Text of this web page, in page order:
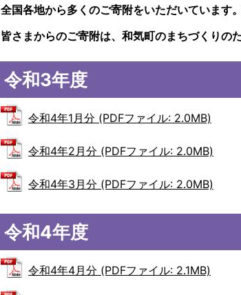
全国各地から多くのご寄附をいただいています
皆さまからのご寄附は、和気町のまちづくりの
令和3年度
令和4年1月分 (PDFファイル: 2.0MB)
令和4年2月分 (PDFファイル: 2.0MB)
令和4年3月分 (PDFファイル: 2.0MB)
令和4年度
令和4年4月分 (PDFファイル: 2.1MB)